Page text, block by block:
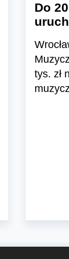
Do
tys. zł